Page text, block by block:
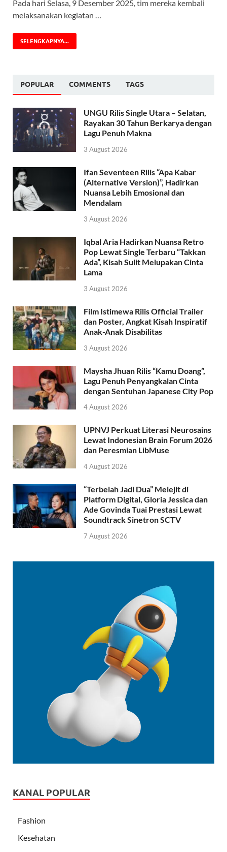
Pada hari Selasa, 9 Desember 2025, tim mereka kembali
melaksanakan kegiatan …
SELENGKAPNYA...
POPULAR COMMENTS TAGS
UNGU Rilis Single Utara – Selatan,
Rayakan 30 Tahun Berkarya dengan
Lagu Penuh Makna
3 August 2026
Ifan Seventeen Rilis “Apa Kabar
(Alternative Version)”, Hadirkan
Nuansa Lebih Emosional dan
Mendalam
3 August 2026
Iqbal Aria Hadirkan Nuansa Retro
Pop Lewat Single Terbaru “Takkan
Ada”, Kisah Sulit Melupakan Cinta
Lama
3 August 2026
Film Istimewa Rilis Official Trailer
dan Poster, Angkat Kisah Inspiratif
Anak-Anak Disabilitas
3 August 2026
Maysha Jhuan Rilis “Kamu Doang”,
Lagu Penuh Penyangkalan Cinta
dengan Sentuhan Japanese City Pop
4 August 2026
UPNVJ Perkuat Literasi Neurosains
Lewat Indonesian Brain Forum 2026
dan Peresmian LibMuse
4 August 2026
“Terbelah Jadi Dua” Melejit di
Platform Digital, Gloria Jessica dan
Ade Govinda Tuai Prestasi Lewat
Soundtrack Sinetron SCTV
7 August 2026
KANAL POPULAR
Fashion
Kesehatan